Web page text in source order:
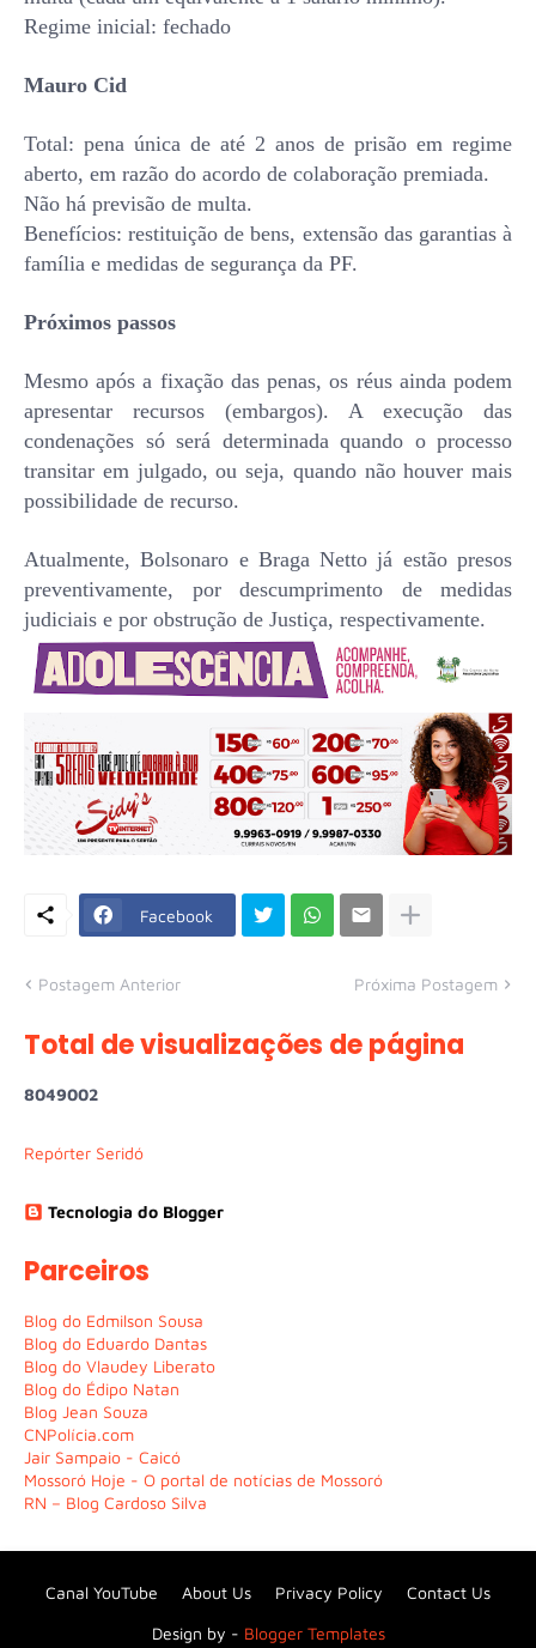
Regime inicial: fechado
Mauro Cid
Total: pena única de até 2 anos de prisão em regime
aberto, em razão do acordo de colaboração premiada.
Não há previsão de multa.
Benefícios: restituição de bens, extensão das garantias à
família e medidas de segurança da PF.
Próximos passos
Mesmo após a fixação das penas, os réus ainda podem
apresentar recursos (embargos). A execução das
condenações só será determinada quando o processo
transitar em julgado, ou seja, quando não houver mais
possibilidade de recurso.
Atualmente, Bolsonaro e Braga Netto já estão presos
preventivamente, por descumprimento de medidas
judiciais e por obstrução de Justiça, respectivamente.
Facebook
Postagem Anterior Próxima Postagem
Total de visualizações de página
8049002
Repórter Seridó
Tecnologia do Blogger
Parceiros
Blog do Edmilson Sousa
Blog do Eduardo Dantas
Blog do Vlaudey Liberato
Blog do Édipo Natan
Blog Jean Souza
CNPolícia.com
Jair Sampaio - Caicó
Mossoró Hoje - O portal de notícias de Mossoró
RN – Blog Cardoso Silva
Design by - Blogger Templates
Canal YouTube About Us Privacy Policy Contact Us